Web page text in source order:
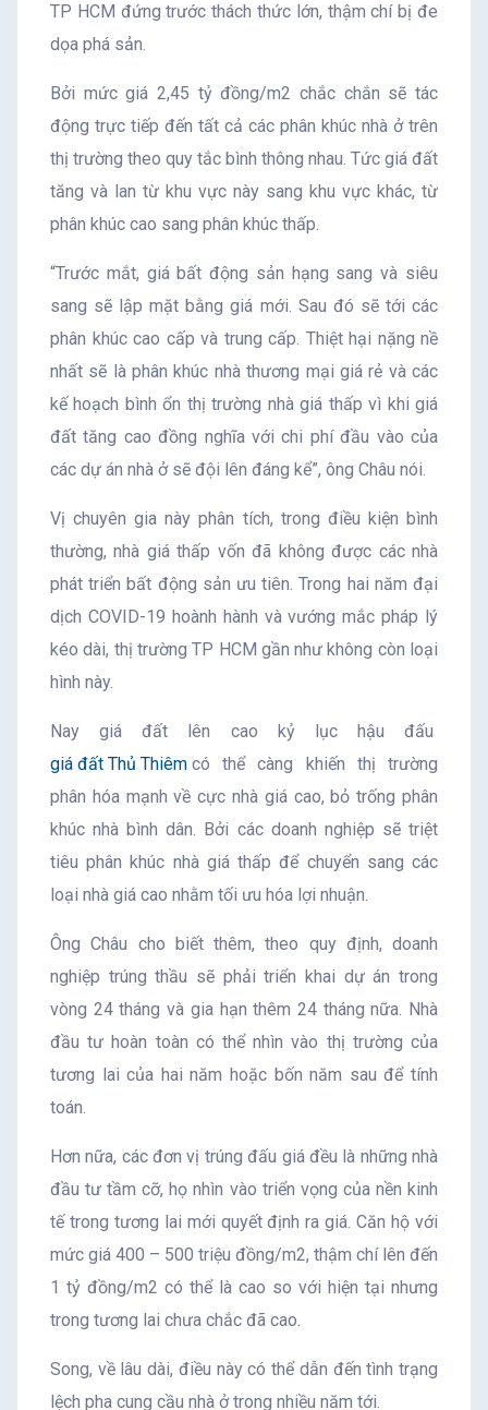
TP HCM đứng trước thách thức lớn, thậm chí bị đe
dọa phá sản.
Bởi mức giá 2,45 tỷ đồng/m2 chắc chắn sẽ tác
động trực tiếp đến tất cả các phân khúc nhà ở trên
thị trường theo quy tắc bình thông nhau. Tức giá đất
tăng và lan từ khu vực này sang khu vực khác, từ
phân khúc cao sang phân khúc thấp.
“Trước mắt, giá bất động sản hạng sang và siêu
sang sẽ lập mặt bằng giá mới. Sau đó sẽ tới các
phân khúc cao cấp và trung cấp. Thiệt hại nặng nề
nhất sẽ là phân khúc nhà thương mại giá rẻ và các
kế hoạch bình ổn thị trường nhà giá thấp vì khi giá
đất tăng cao đồng nghĩa với chi phí đầu vào của
các dự án nhà ở sẽ đội lên đáng kể”, ông Châu nói.
Vị chuyên gia này phân tích, trong điều kiện bình
thường, nhà giá thấp vốn đã không được các nhà
phát triển bất động sản ưu tiên. Trong hai năm đại
dịch COVID-19 hoành hành và vướng mắc pháp lý
kéo dài, thị trường TP HCM gần như không còn loại
hình này.
Nay giá đất lên cao kỷ lục hậu đấu
giá đất Thủ Thiêm có thể càng khiến thị trường
phân hóa mạnh về cực nhà giá cao, bỏ trống phân
khúc nhà bình dân. Bởi các doanh nghiệp sẽ triệt
tiêu phân khúc nhà giá thấp để chuyển sang các
loại nhà giá cao nhằm tối ưu hóa lợi nhuận.
Ông Châu cho biết thêm, theo quy định, doanh
nghiệp trúng thầu sẽ phải triển khai dự án trong
vòng 24 tháng và gia hạn thêm 24 tháng nữa. Nhà
đầu tư hoàn toàn có thể nhìn vào thị trường của
tương lai của hai năm hoặc bốn năm sau để tính
toán.
Hơn nữa, các đơn vị trúng đấu giá đều là những nhà
đầu tư tầm cỡ, họ nhìn vào triển vọng của nền kinh
tế trong tương lai mới quyết định ra giá. Căn hộ với
mức giá 400 – 500 triệu đồng/m2, thậm chí lên đến
1 tỷ đồng/m2 có thể là cao so với hiện tại nhưng
trong tương lai chưa chắc đã cao.
Song, về lâu dài, điều này có thể dẫn đến tình trạng
lệch pha cung cầu nhà ở trong nhiều năm tới.